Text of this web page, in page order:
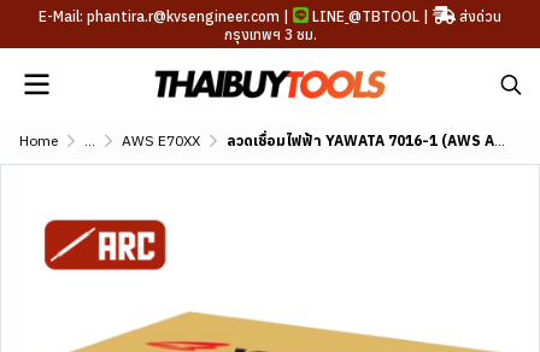
E-Mail: phantira.r@kvsengineer.com | LINE @TBTOOL |
ส่งด่วน
กรุงเทพฯ 3 ชม.
Home ... AWS E70XX ลวดเชื่อมไฟฟ้า YAWATA 7016-1 (AWS A5.1 E7016-1)